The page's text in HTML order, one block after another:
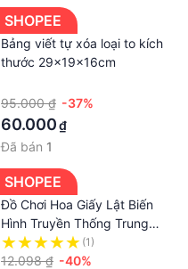
SHOPEE
Bảng viết tự xóa loại to kích
thước 29x19x16cm
95.000 ₫ -37%
60.000₫
Đã bán 1
SHOPEE
Đồ Chơi Hoa Giấy Lật Biến
Hình Truyền Thống Trung
Hoa Cổ Điển Thú Vị Cho Trẻ
Em
(1)
12.098 ₫ -40%